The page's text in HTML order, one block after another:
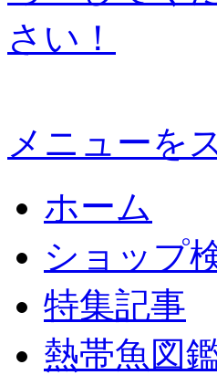
メニューを
ホーム
ショップ
特集記事
熱帯魚図